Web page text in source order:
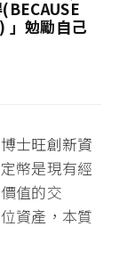
」勉勵自己
博士旺創新資
幣是現有經
值的交
資產，本質